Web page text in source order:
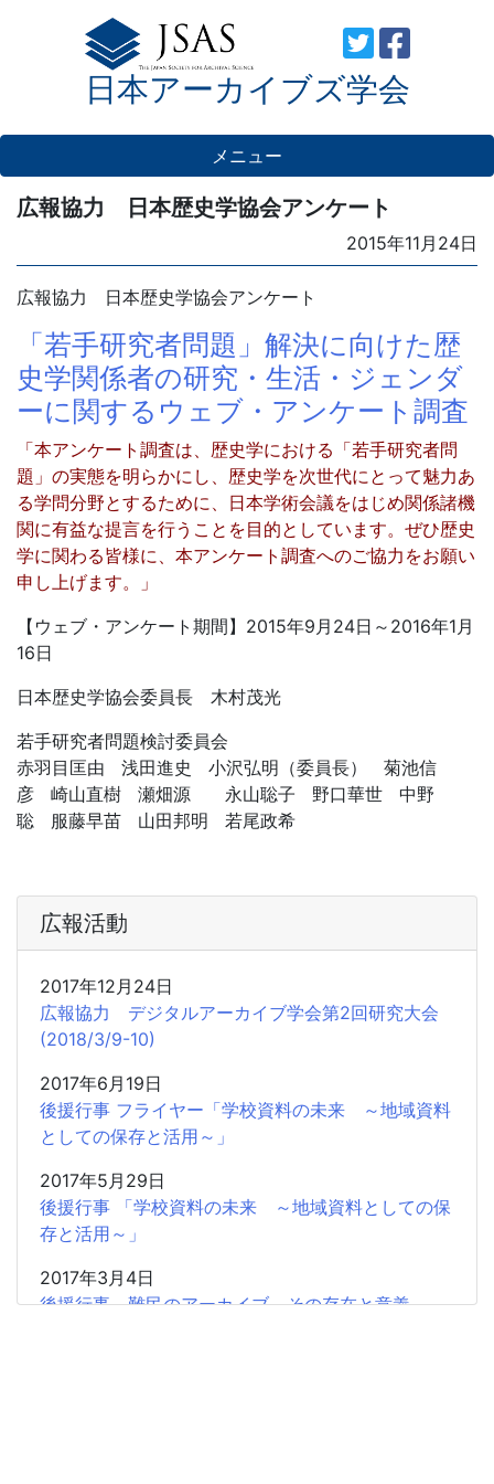
日本アーカイブズ学会
メニュー
広報協力 日本歴史学協会アンケート
Posted
on
2015年11月24日
広報協力 日本歴史学協会アンケート
「若手研究者問題」解決に向けた歴
史学関係者の研究・生活・ジェンダ
ーに関するウェブ・アンケート調査
「本アンケート調査は、歴史学における「若手研究者問
題」の実態を明らかにし、歴史学を次世代にとって魅力あ
る学問分野とするために、日本学術会議をはじめ関係諸機
関に有益な提言を行うことを目的としています。ぜひ歴史
学に関わる皆様に、本アンケート調査へのご協力をお願い
申し上げます。」
【ウェブ・アンケート期間】2015年9月24日～2016年1月
16日
日本歴史学協会委員長 木村茂光
若手研究者問題検討委員会
赤羽目匡由 浅田進史 小沢弘明（委員長） 菊池信
彦 崎山直樹 瀬畑源 永山聡子 野口華世 中野
聡 服藤早苗 山田邦明 若尾政希
広報活動
2017年12月24日
広報協力 デジタルアーカイブ学会第2回研究大会
(2018/3/9-10)
2017年6月19日
後援行事 フライヤー「学校資料の未来 ～地域資料
としての保存と活用～」
2017年5月29日
後援行事 「学校資料の未来 ～地域資料としての保
存と活用～」
2017年3月4日
後援行事 難民のアーカイブ その存在と意義